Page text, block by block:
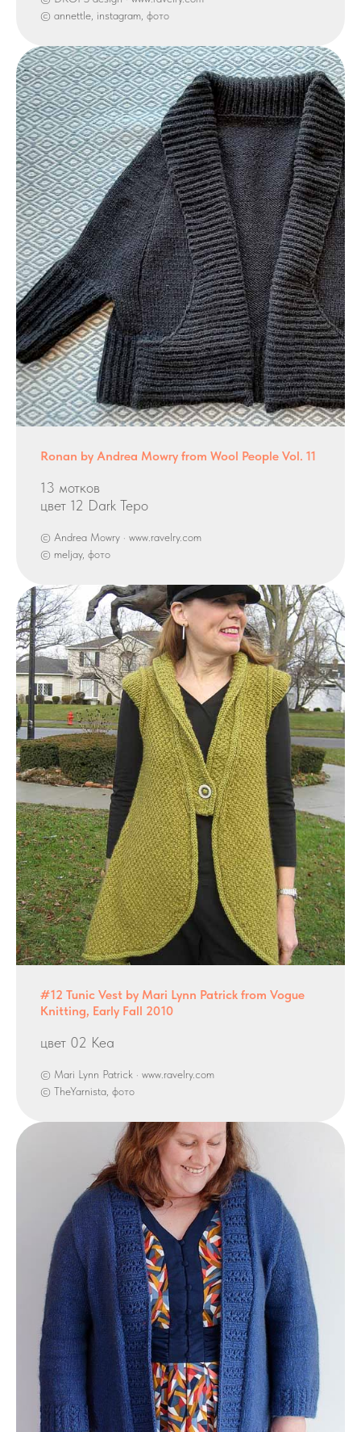
© annettle, instagram, фото
Ronan by Andrea Mowry from Wool People Vol. 11
13 мотков
цвет 12 Dark Tepo
© Andrea Mowry · www.ravelry.com
© meljay, фото
#12 Tunic Vest by Mari Lynn Patrick from Vogue
Knitting, Early Fall 2010
цвет 02 Kea
© Mari Lynn Patrick · www.ravelry.com
© TheYarnista, фото